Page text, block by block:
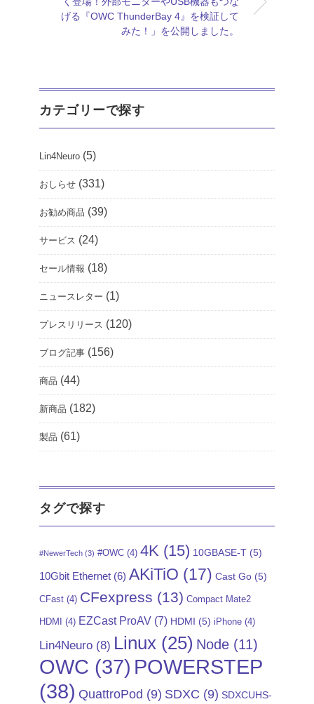
げる『OWC ThunderBay 4』を検証して
みた！」を公開しました。
カテゴリーで探す
Lin4Neuro (5)
おしらせ (331)
お勧め商品 (39)
サービス (24)
セール情報 (18)
ニュースレター (1)
プレスリリース (120)
ブログ記事 (156)
商品 (44)
新商品 (182)
製品 (61)
タグで探す
#NewerTech (3) #OWC (4) 4K (15) 10GBASE-T (5)
10Gbit Ethernet (6) AKiTiO (17) Cast Go (5)
CFast (4) CFexpress (13) Compact Mate2
HDMI (4) EZCast ProAV (7) HDMI (5) iPhone (4)
Lin4Neuro (8) Linux (25) Node (11)
OWC (37) POWERSTEP
(38) QuattroPod (9) SDXC (9) SDXCUHS-